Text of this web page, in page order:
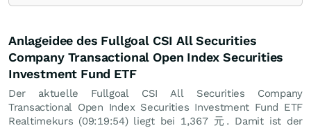
Anlageidee des Fullgoal CSI All Securities
Company Transactional Open Index Securities
Investment Fund ETF
Der aktuelle Fullgoal CSI All Securities Company
Transactional Open Index Securities Investment Fund ETF
Realtimekurs (09:19:54) liegt bei 1,367 元 . Damit ist der